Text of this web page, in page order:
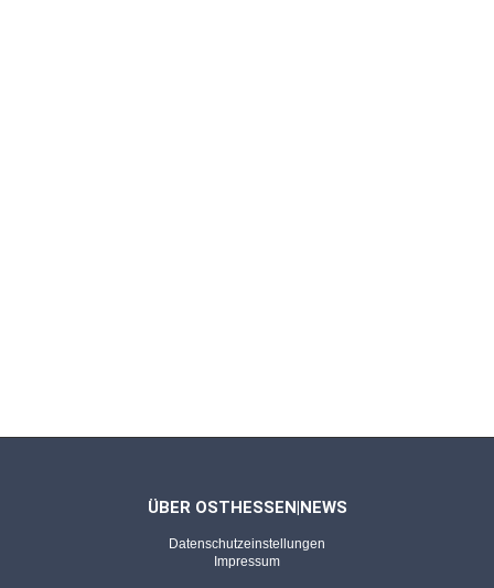
FULDA - 03.05.2026
ÜBER OSTHESSEN|NEWS
Datenschutzeinstellungen
Impressum